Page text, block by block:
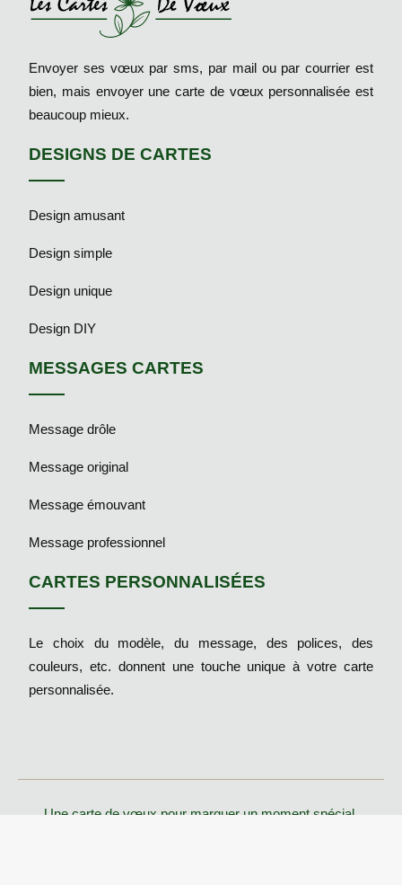
Envoyer ses vœux par sms, par mail ou par courrier est
bien, mais envoyer une carte de vœux personnalisée est
beaucoup mieux.
DESIGNS DE CARTES
Design amusant
Design simple
Design unique
Design DIY
MESSAGES CARTES
Message drôle
Message original
Message émouvant
Message professionnel
CARTES PERSONNALISÉES
Le choix du modèle, du message, des polices, des
couleurs, etc. donnent une touche unique à votre carte
personnalisée.
Une carte de vœux pour marquer un moment spécial.